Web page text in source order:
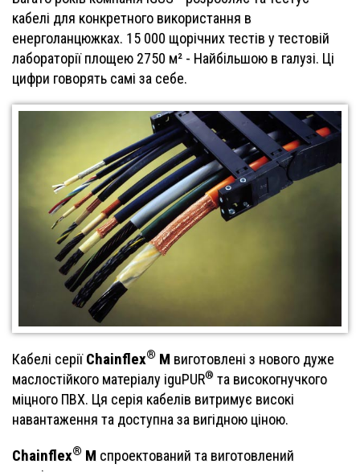
кабелі для конкретного використання в
енерголанцюжках. 15 000 щорічних тестів у тестовій
лабораторії площею 2750 м² - Найбільшою в галузі. Ці
цифри говорять самі за себе.
Кабелі серіїChainflex® M виготовлені з нового дуже
маслостійкого матеріалу iguPUR® та високогнучкого
міцного ПВХ. Ця серія кабелів витримує високі
навантаження та доступна за вигідною ціною.
Chainflex® M спроектований та виготовлений